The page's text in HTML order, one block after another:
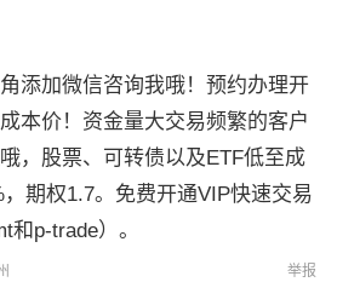
添加微信咨询我哦！预约办理开
本价！资金量大交易频繁的客户
，股票、可转债以及ETF低至成
期权1.7。免费开通VIP快速交易
p-trade）。
举报